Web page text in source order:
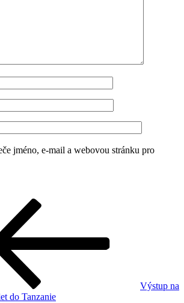
jméno, e-mail a webovou stránku pro
Výstup na
do Tanzanie